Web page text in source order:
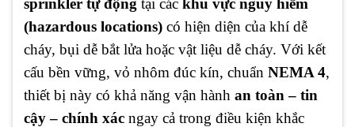
(hazardous locations) có hiện diện của khí dễ
cháy, bụi dễ bắt lửa hoặc vật liệu dễ cháy. Với kết
cấu bền vững, vỏ nhôm đúc kín, chuẩn NEMA 4,
thiết bị này có khả năng vận hành an toàn – tin
cậy – chính xác ngay cả trong điều kiện khắc